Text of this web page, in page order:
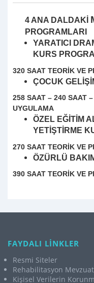
4 ANA DALDAKİ
PROGRAMLARI
YARATICI
KURS
320 SAAT TEORİK VE
ÇOCUK
258 SAAT – 240 SAAT
UYGULAMA
ÖZEL EĞİTİM
YETİŞTİRME
270 SAAT TEORİK VE
ÖZÜRLÜ
390 SAAT TEORİK VE
FAYDALI LİNKLER
Resmi Siteler
Rehabilitasyon
Kişisel Verilerin